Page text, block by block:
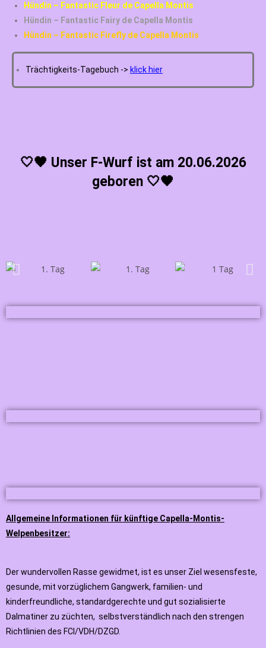
Hündin – Fantastic Fleur de Capella Montis
Hündin – Fantastic Fairy de Capella Montis
Hündin – Fantastic Firefly de Capella Montis
Trächtigkeits-Tagebuch -> klick hier
🤍🖤 Unser F-Wurf ist am 20.06.2026
geboren 🤍🖤
Allgemeine Informationen für künftige Capella-Montis-
Welpenbesitzer:
Der wundervollen Rasse gewidmet, ist es unser Ziel wesensfeste,
gesunde, mit vorzüglichem Gangwerk, familien- und
kinderfreundliche, standardgerechte und gut sozialisierte
Dalmatiner zu züchten, selbstverständlich nach den strengen
Richtlinien des FCI/VDH/DZGD.